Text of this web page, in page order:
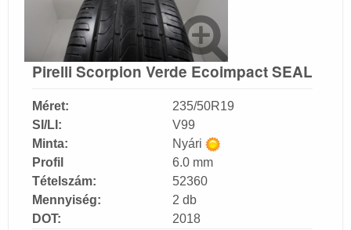
Pirelli Scorpion Verde Ecoimpact SEAL
Méret:
SI/LI:
Minta:
Profil
Tételszám:
Mennyiség:
DOT:
235/50R19
V99
Nyári
6.0 mm
52360
2 db
2018